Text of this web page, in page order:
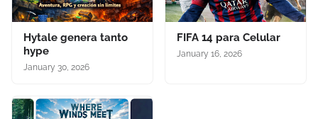
Hytale genera tanto
hype
January 30, 2026
FIFA 14 para Celular
January 16, 2026